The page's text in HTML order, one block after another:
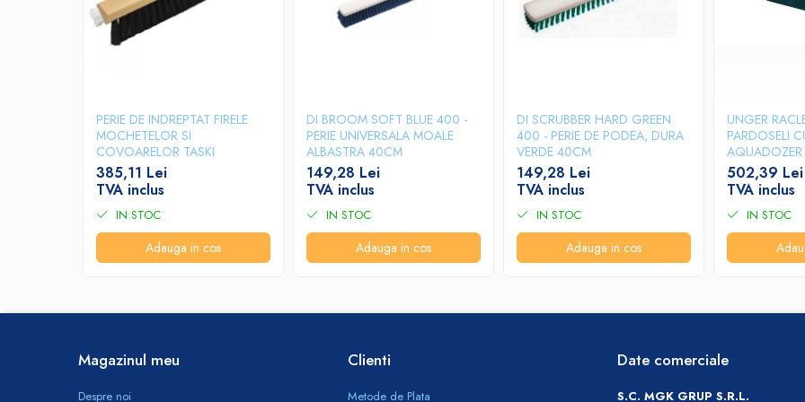
Produse ingrijire personala
Crema de corp
Consumabile hartie
Acoperitori toaleta
Cearceaf hartie & cearceaf hartie
Role prosop hartie
PERIE DE INDREPTAT FIRELE
MOCHETELOR SI
COVOARELOR TASKI
385,11 Lei
TVA inclus
IN STOC
Adauga in cos
DI BROOM SOFT BLUE 400 -
PERIE UNIVERSALA MOALE
ALBASTRA 40CM
149,28 Lei
TVA inclus
IN STOC
Adauga in cos
DI SCRUBBER HARD GREEN
400 - PERIE DE PODEA, DURA
VERDE 40CM
149,28 Lei
TVA inclus
IN STOC
Adauga in cos
UNGER
PARDOSELI
502,39 Lei
TVA inclus
IN STOC
Magazinul meu
Despre noi
Clienti
Metode de Plata
Date comerciale
S.C. MGK GRUP S.R.L.